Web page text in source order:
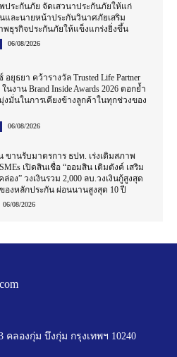
พประกันภัย จัดเสวนาประกันภัยให้แก่
และนายหน้าประกันวินาศภัยเสริม
พธุรกิจประกันภัยให้แข็งแกร่งยิ่งขึ้น
06/08/2026
อยุธยา คว้ารางวัล Trusted Life Partner
ในงาน Brand Inside Awards 2026 ตอกย้ำ
งมั่นในการเคียงข้างลูกค้าในทุกช่วงของ
06/08/2026
ขานรับมาตรการ ธปท. เร่งเติมสภาพ
เปิดสินเชื่อ “ออมสิน เติมตังค์ เสริม
อง” วงเงินรวม 2,000 ลบ.วงเงินกู้สูงสุด
ของหลักประกัน ผ่อนนานสูงสุด 10 ปี
06/08/2026
คลองกุ่ม บึงกุ่ม กรุงเทพฯ 10240